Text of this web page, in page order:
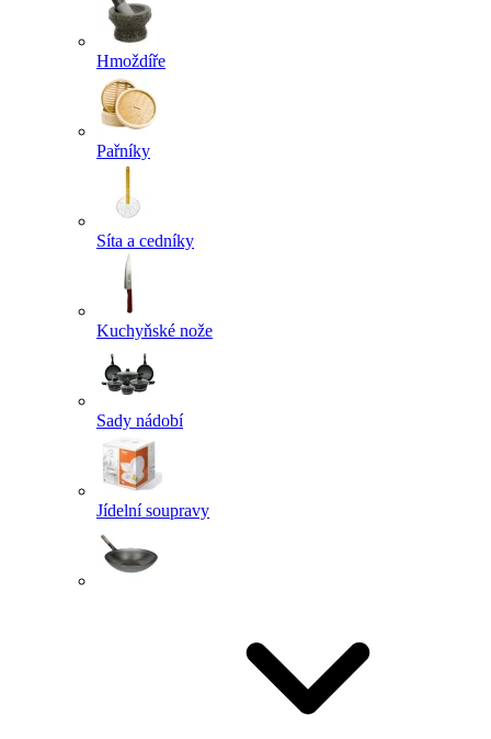
Hmoždíře
Pařníky
Síta a cedníky
Kuchyňské nože
Sady nádobí
Jídelní soupravy